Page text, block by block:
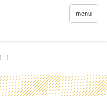
menu
！